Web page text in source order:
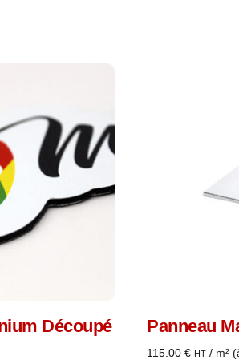
Découpé
Panneau
115.00 € HT / m²